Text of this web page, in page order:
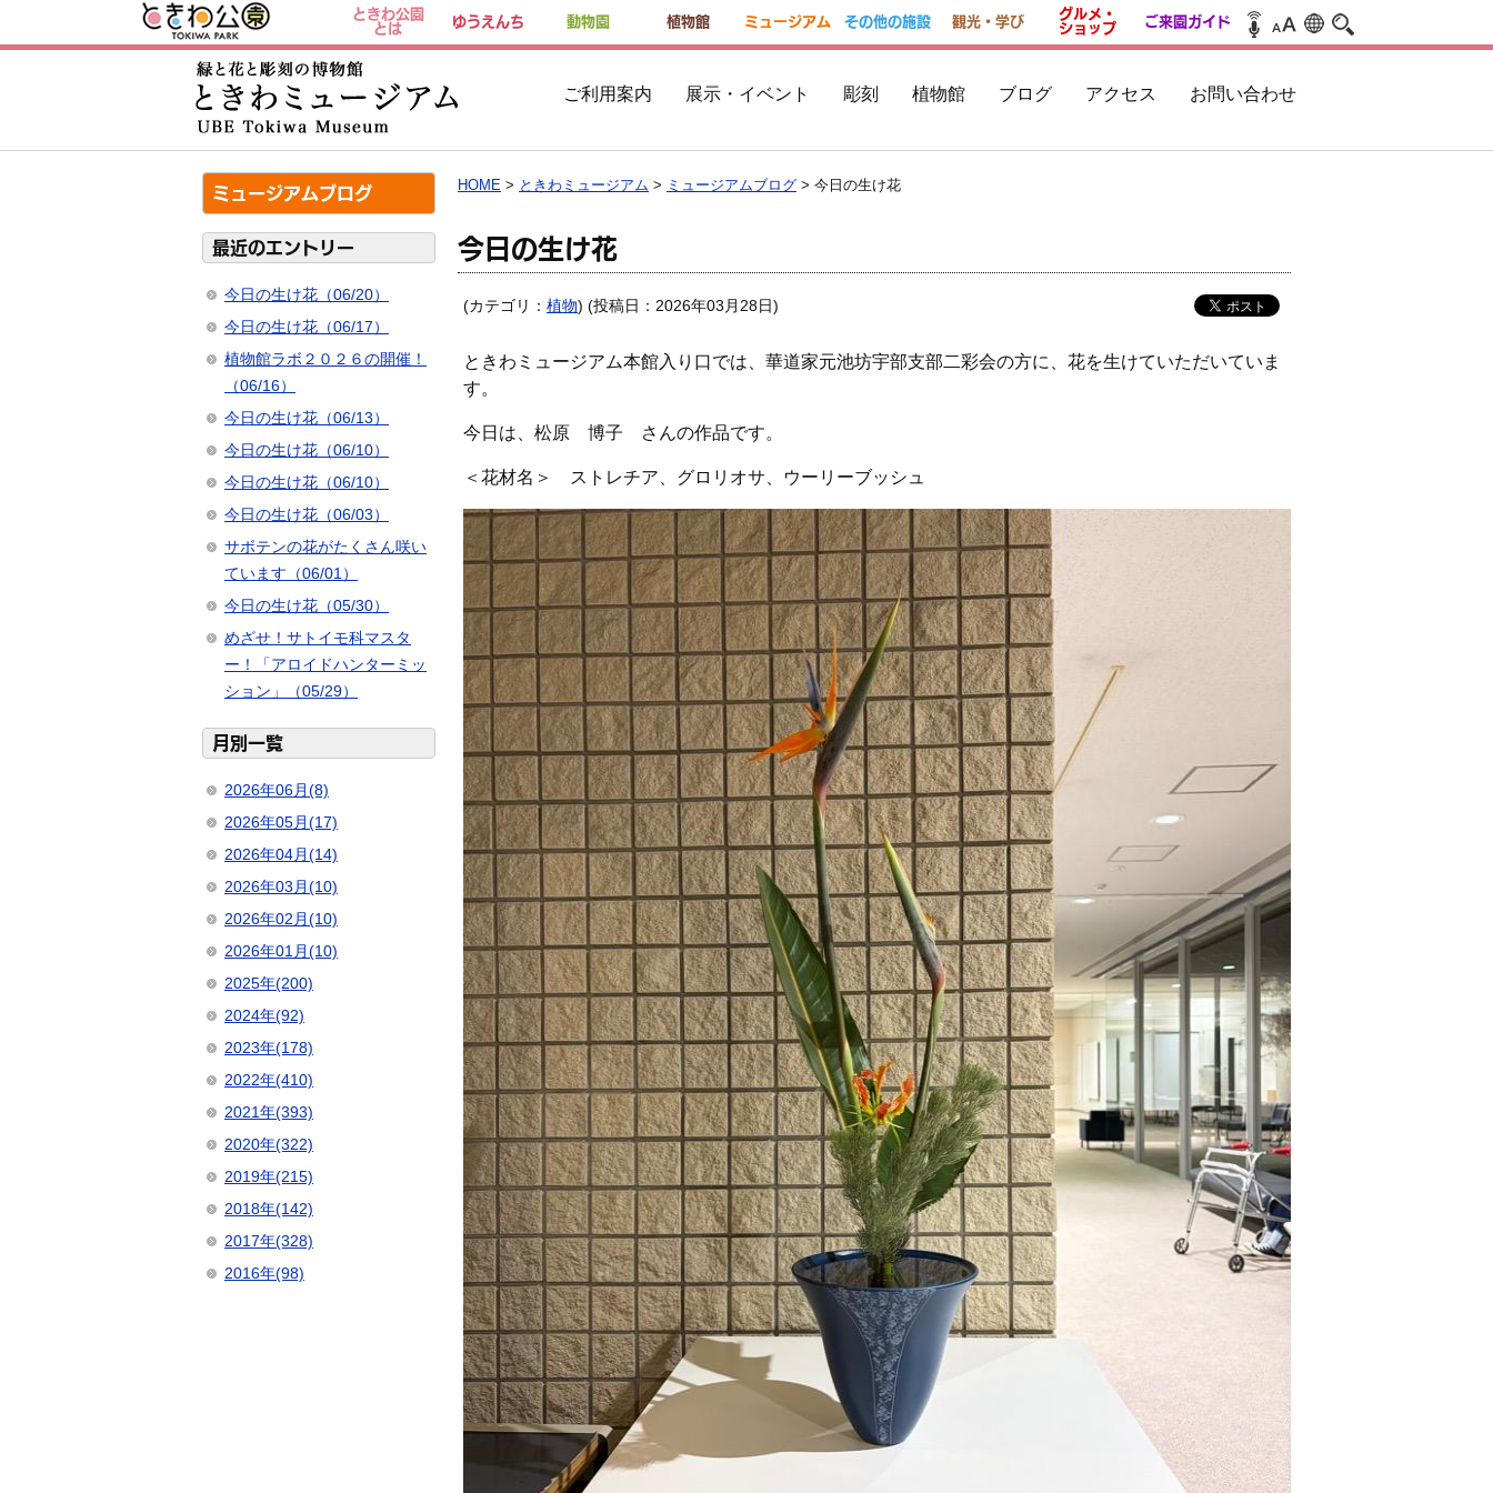
ときわ公園
とは
ゆうえんち 動物園 植物館 ミュージアム その他の施設 観光・学び
グルメ・
ショップ
ご来園ガイド
ご利用案内 展示・イベント 彫刻 植物館 ブログ アクセス お問い合わせ
HOME > ときわミュージアム > ミュージアムブログ > 今日の生け花
今日の生け花
(カテゴリ： 植物) (投稿日：2026年03月28日)
ときわミュージアム本館入り口では、華道家元池坊宇部支部二彩会の方に、花を生けていただいていま
す。
今日は、松原 博子 さんの作品です。
＜花材名＞ ストレチア、グロリオサ、ウーリーブッシュ
ミュージアムブログ
最近のエントリー
今日の生け花（06/20）
今日の生け花（06/17）
植物館ラボ２０２６の開催！
（06/16）
今日の生け花（06/13）
今日の生け花（06/10）
今日の生け花（06/10）
今日の生け花（06/03）
サボテンの花がたくさん咲い
ています（06/01）
今日の生け花（05/30）
めざせ！サトイモ科マスタ
ー！「アロイドハンターミッ
ション」（05/29）
月別一覧
2026年06月(8)
2026年05月(17)
2026年04月(14)
2026年03月(10)
2026年02月(10)
2026年01月(10)
2025年(200)
2024年(92)
2023年(178)
2022年(410)
2021年(393)
2020年(322)
2019年(215)
2018年(142)
2017年(328)
2016年(98)